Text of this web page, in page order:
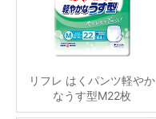
リフレ はくパンツ軽やか
なうす型M22枚